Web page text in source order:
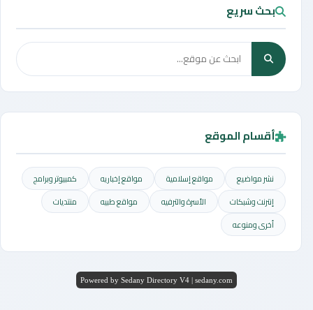
بحث سريع
أقسام الموقع
نشر مواضيع مواقع إسلامية مواقع إخباريه
كمبيوتر وبرامج
إنترنت وشبكات
الأسرة والترفيه مواقع طبيه
منتديات
أخرى ومنوعه
Powered by Sedany Directory V4 | sedany.com